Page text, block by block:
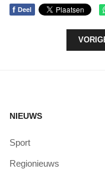
f Deel
VORIG
NIEUWS
Sport
Regionieuws